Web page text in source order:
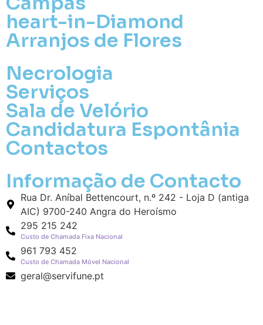
heart-in-Diamond
Arranjos de Flores
Necrologia
Serviços
Sala de Velório
Candidatura Espontânia
Contactos
Informação de Contacto
Rua Dr. Aníbal Bettencourt, n.º 242 - Loja D (antiga
AIC) 9700-240 Angra do Heroísmo
295 215 242
Custo de Chamada Fixa Nacional
961 793 452
Custo de Chamada Móvel Nacional
geral@servifune.pt
Grande (€115)
Coração:
Pequena (€85)
Média (€100)
Grande (€115)
Coroa:
Mini (€75)
Pequena (€85)
Média (€100)
Grande (€115)
O seu nome*
Contacto telefónico*
O seu email